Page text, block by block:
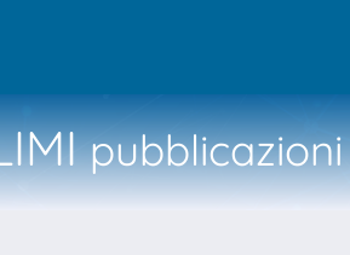
pubblicazioni